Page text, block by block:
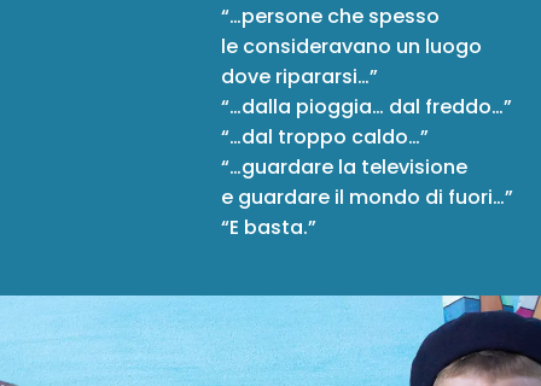
“…persone che spesso
le consideravano un luogo
dove ripararsi…”
“…dalla pioggia… dal freddo…”
“…dal troppo caldo…”
“…guardare la televisione
e guardare il mondo di fuori…”
“E basta.”